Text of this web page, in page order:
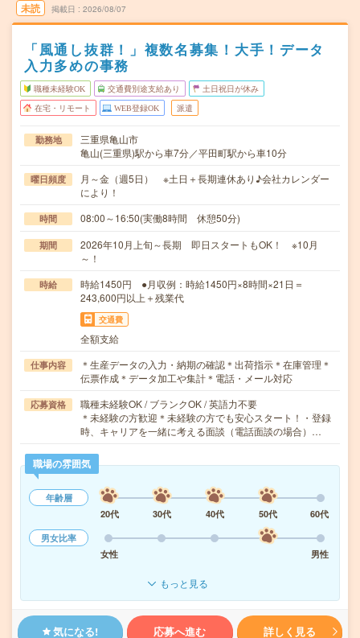
未読 掲載日 2026/08/07
「風通し抜群！」複数名募集！大手！データ
入力多めの事務
職種未経験OK 交通費別途支給あり 土日祝日が休み
在宅・リモート WEB登録OK 派遣
勤務地
三重県亀山市
亀山(三重県)駅から車7分／平田町駅から車10分
曜日頻度
月～金（週5日） ※土日＋長期連休あり♪会社カレンダー
により！
時間 08:00～16:50(実働8時間 休憩50分)
期間
2026年10月上旬～長期 即日スタートもOK！ ※10月
～！
時給
時給1450円 ●月収例：時給1450円×8時間×21日＝
243,600円以上＋残業代
交通費
全額支給
仕事内容
＊生産データの入力・納期の確認＊出荷指示＊在庫管理＊
伝票作成＊データ加工や集計＊電話・メール対応
応募資格
職種未経験OK / ブランクOK / 英語力不要
＊未経験の方歓迎＊未経験の方でも安心スタート！・登録
時、キャリアを一緒に考える面談（電話面談の場合）…
職場の雰囲気
年齢層
20代
30代 40代 50代
60代
男女比率
女性
男性
もっと見る
気になる! 応募へ進む 詳しく見る